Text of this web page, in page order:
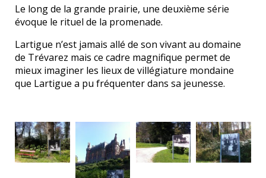
Le long de la grande prairie, une deuxième série
évoque le rituel de la promenade.
Lartigue n’est jamais allé de son vivant au domaine
de Trévarez mais ce cadre magnifique permet de
mieux imaginer les lieux de villégiature mondaine
que Lartigue a pu fréquenter dans sa jeunesse.